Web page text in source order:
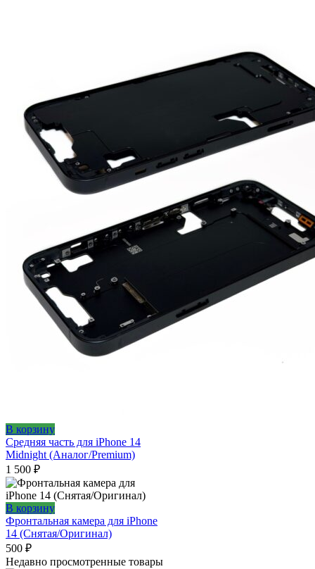
В корзину
Средняя часть для iPhone 14
Midnight (Аналог/Premium)
1 500 ₽
В корзину
Фронтальная камера для iPhone
14 (Снятая/Оригинал)
500 ₽
Недавно просмотренные товары